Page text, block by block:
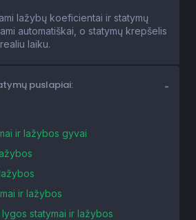
lažybų koeficientai ir statymų
automatiškai, o statymų krepšelis
laiku.
puslapiai:
ir lažybos gyvai
ir lažybos
lygos statymai ir lažybos